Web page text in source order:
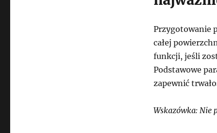
Przygotowanie
całej
funkcji, jeśli
Podstawowe
zapewnić
Wskazówka: Nie